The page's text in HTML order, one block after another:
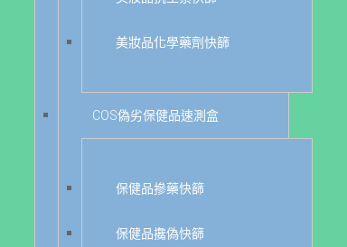
美妝品化學藥劑快篩
COS偽劣保健品速測盒
保健品摻藥快篩
保健品攙偽快篩